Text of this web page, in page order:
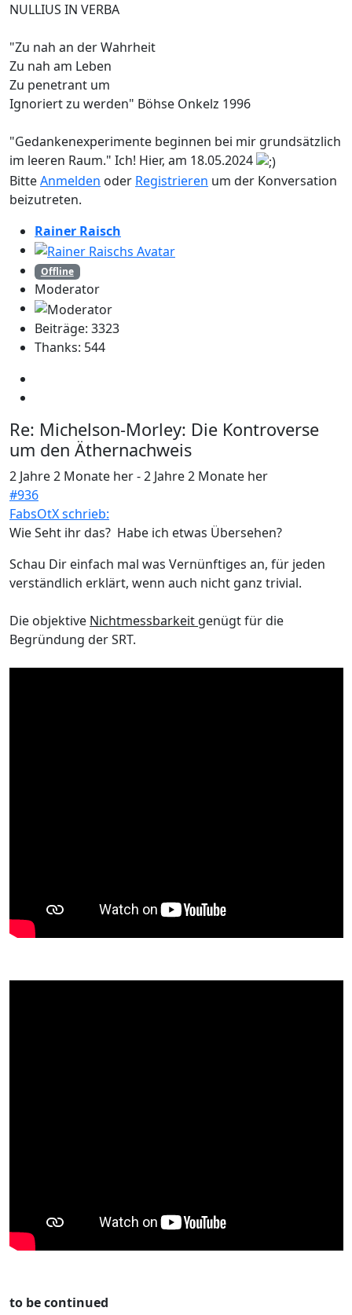
NULLIUS IN VERBA
"Zu nah an der Wahrheit
Zu nah am Leben
Zu penetrant um
Ignoriert zu werden" Böhse Onkelz 1996
"Gedankenexperimente beginnen bei mir grundsätzlich
im leeren Raum." Ich! Hier, am 18.05.2024
BitteAnmelden oder Registrieren um der Konversation
beizutreten.
Rainer Raisch
Offline
Moderator
Beiträge: 3323
Thanks: 544
Re: Michelson-Morley: Die Kontroverse
um den Äthernachweis
2 Jahre 2 Monate her-2 Jahre 2 Monate her
#936
FabsOtX schrieb:
Wie Seht ihr das? Habe ich etwas Übersehen?
Schau Dir einfach mal was Vernünftiges an, für jeden
verständlich erklärt, wenn auch nicht ganz trivial.
Die objektive Nichtmessbarkeit genügt für die
Begründung der SRT.
to be continued